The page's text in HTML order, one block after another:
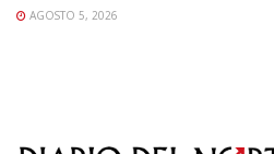
AGOSTO 5, 2026